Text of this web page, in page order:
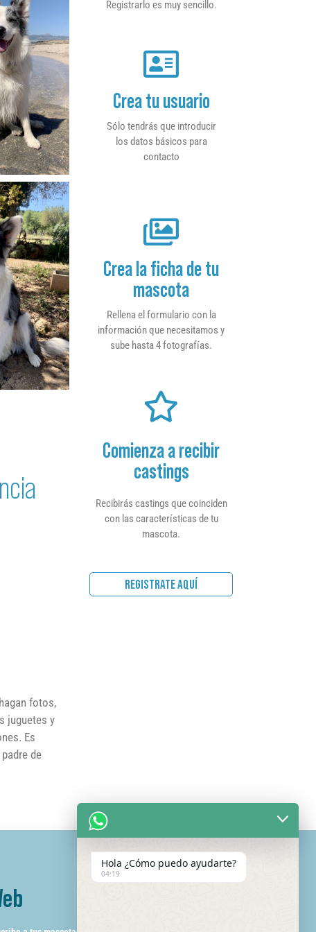
fotos,
juguetes y
Es
de
Registrarlo es muy sencillo.
Crea tu usuario
Sólo tendrás que introducir
los datos básicos para
contacto
Crea la ficha de tu
mascota
Rellena el formulario con la
información que necesitamos y
sube hasta 4 fotografías.
Comienza a recibir
castings
Recibirás castings que coinciden
con las características de tu
mascota.
REGISTRATE AQUÍ
Hola ¿Cómo puedo ayudarte?
04:19